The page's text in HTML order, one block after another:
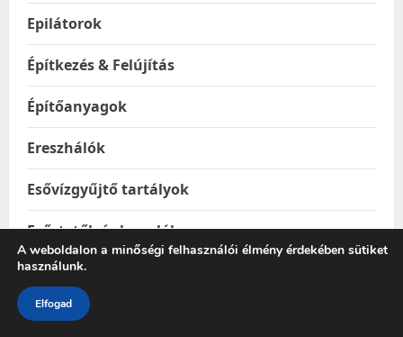
Epilátorok
Építkezés & Felújítás
Építőanyagok
Ereszhálók
Esővízgyűjtő tartályok
Esőztetők és locsolók
Étel & Ital hordozók
Étel melegentartók
A weboldalon a minőségi felhasználói élmény érdekében sütiket
használunk.
Elfogad